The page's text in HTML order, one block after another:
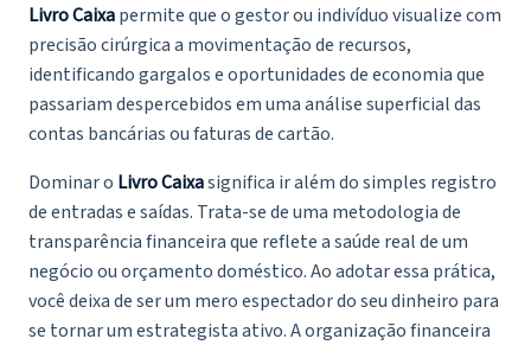
Livro Caixapermite que o gestor ou indivíduo visualize com
precisão cirúrgica a movimentação de recursos,
identificando gargalos e oportunidades de economia que
passariam despercebidos em uma análise superficial das
contas bancárias ou faturas de cartão.
Dominar o Livro Caixasignifica ir além do simples registro
de entradas e saídas. Trata-se de uma metodologia de
transparência financeira que reflete a saúde real de um
negócio ou orçamento doméstico. Ao adotar essa prática,
você deixa de ser um mero espectador do seu dinheiro para
se tornar um estrategista ativo. A organização financeira